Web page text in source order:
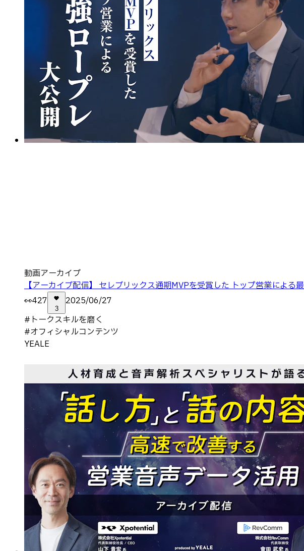
動画アーカイブ
【アーカイブ配信】 セレブリックス通期MVPを受賞した トップ営業による
👀427
3
2025/06/27
# トークスキルを磨く
#オフィシャルコンテンツ
YEALE